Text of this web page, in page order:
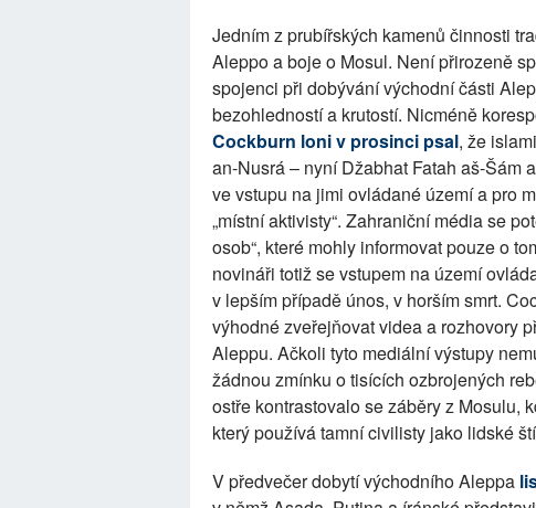
Jedním z prubířských kamenů činnosti
Aleppo a boje o Mosul. Není přirozeně
spojenci při dobývání východní části
bezohledností a krutostí. Nicméně
Cockburn loni v prosinci psal, že
an-Nusrá – nyní Džabhat Fatah aš-Šám
ve vstupu na jimi ovládané území a pro
„místní aktivisty“. Zahraniční média se
osob“, které mohly informovat pouze o
novináři totiž se vstupem na území
v lepším případě únos, v horším smrt.
výhodné zveřejňovat videa a rozhovory
Aleppu. Ačkoli tyto mediální výstupy
žádnou zmínku o tisících ozbrojených
ostře kontrastovalo se záběry z Mosulu,
který používá tamní civilisty jako lidské
V předvečer dobytí východního Aleppa